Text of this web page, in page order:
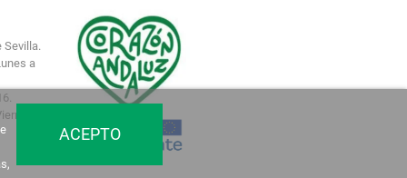
Sevilla.
a
ACEPTO